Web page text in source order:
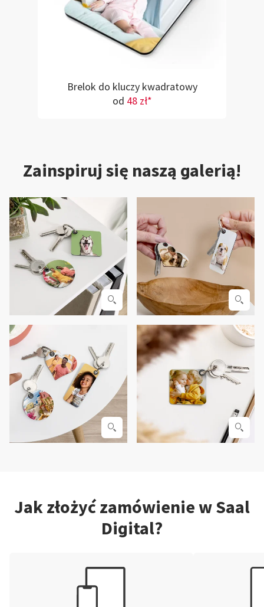
Brelok do kluczy kwadratowy
od 48 zł*
Zainspiruj się naszą galerią!
Jak złożyć zamówienie w Saal
Digital?